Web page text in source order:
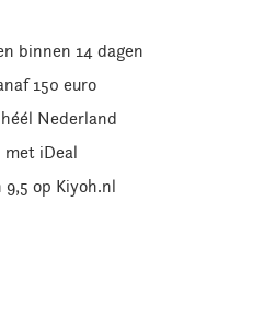
binnen 14 dagen
150 euro
Nederland
met iDeal
9,5 op Kiyoh.nl